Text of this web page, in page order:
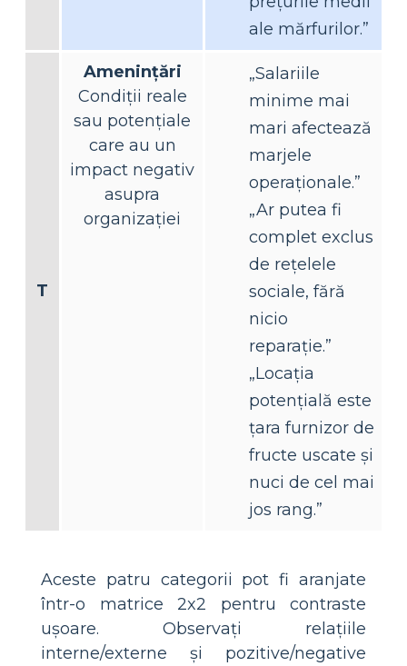
ale mărfurilor.”
T
Amenințări
Condiții reale
sau potențiale
care au un
impact negativ
asupra
organizației
„Salariile
minime mai
mari afectează
marjele
operaționale.”
„Ar putea fi
complet exclus
de rețelele
sociale, fără
nicio
reparație.”
„Locația
potențială este
țara furnizor de
fructe uscate și
nuci de cel mai
jos rang.”
Aceste patru categorii pot fi aranjate
într-o matrice 2x2 pentru contraste
ușoare. Observați relațiile
interne/externe și pozitive/negative